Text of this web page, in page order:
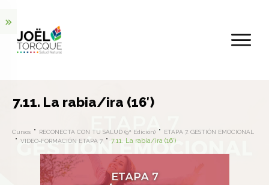
7.11. La rabia/ira (16′)
Cursos RECONECTA CON TU SALUD (9ª Edición)
ETAPA 7. GESTIÓN EMOCIONAL
VIDEO-FORMACIÓN ETAPA 7
7.11. La rabia/ira (16′)